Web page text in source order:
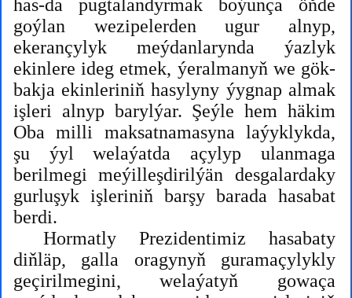
has-da pugtalandyrmak boýunça öňde
goýlan wezipelerden ugur alnyp,
ekerançylyk meýdanlarynda ýazlyk
ekinlere ideg etmek, ýeralmanyň we gök-
bakja ekinleriniň hasylyny ýygnap almak
işleri alnyp barylýar. Şeýle hem häkim
Oba milli maksatnamasyna laýyklykda,
şu ýyl welaýatda açylyp ulanmaga
berilmegi meýilleşdirilýän desgalardaky
gurluşyk işleriniň barşy barada hasabat
berdi.
Hormatly Prezidentimiz hasabaty
diňläp, galla oragynyň guramaçylykly
geçirilmegini, welaýatyň gowaça